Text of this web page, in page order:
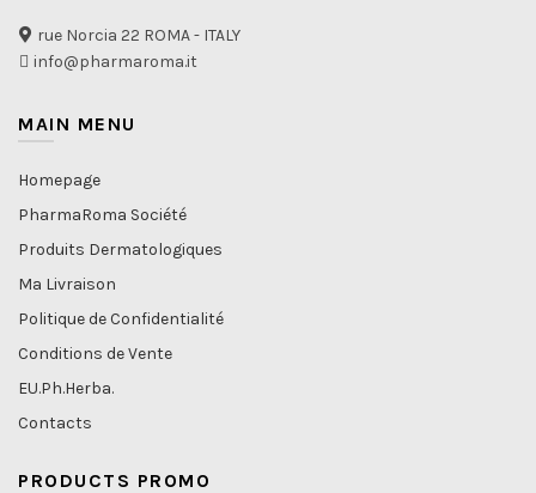
rue Norcia 22 ROMA - ITALY
info@pharmaroma.it
MAIN MENU
Homepage
PharmaRoma Société
Produits Dermatologiques
Ma Livraison
Politique de Confidentialité
Conditions de Vente
EU.Ph.Herba.
Contacts
PRODUCTS PROMO